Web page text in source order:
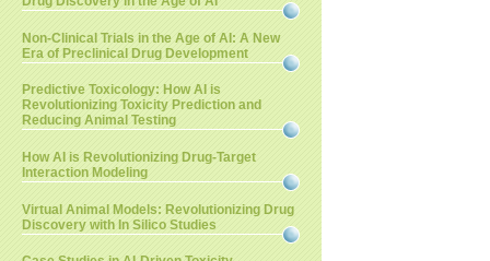
Non-Clinical Trials in the Age of AI: A New
Era of Preclinical Drug Development
Predictive Toxicology: How AI is
Revolutionizing Toxicity Prediction and
Reducing Animal Testing
How AI is Revolutionizing Drug-Target
Interaction Modeling
Virtual Animal Models: Revolutionizing Drug
Discovery with In Silico Studies